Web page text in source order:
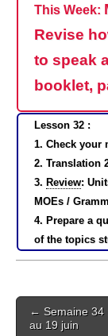
This Week:
Revise
to speak
booklet,
Lesson 32 :
1. Check your
2. Translation
3. Review:
MOEs /
4. Prepare a
of the topics
Post
navigation
← Semaine 34
au 19 juin